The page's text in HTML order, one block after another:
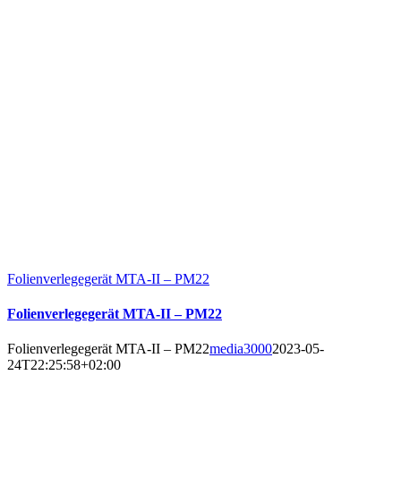
Folienverlegegerät MTA-II – PM22
Folienverlegegerät MTA-II – PM22
Folienverlegegerät MTA-II – PM22media30002023-05-
24T22:25:58+02:00